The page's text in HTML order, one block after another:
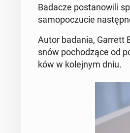
Badacze po­sta­no­wi­li
sa­mo­po­czu­cie
Autor badania, Garrett
snów po­cho­dzą­ce od
ków w ko­lej­nym dniu.